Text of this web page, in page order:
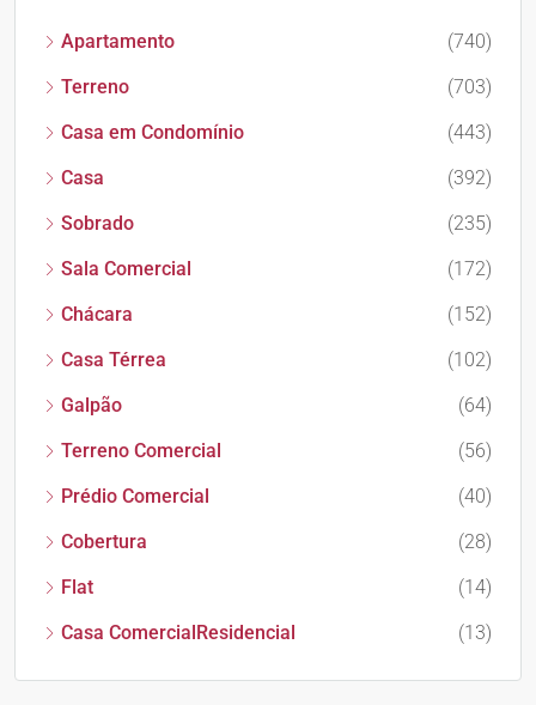
Apartamento
(740)
Terreno
(703)
Casa em Condomínio
(443)
Casa
(392)
Sobrado
(235)
Sala Comercial
(172)
Chácara
(152)
Casa Térrea
(102)
Galpão
(64)
Terreno Comercial
(56)
Prédio Comercial
(40)
Cobertura
(28)
Flat
(14)
Casa ComercialResidencial
(13)